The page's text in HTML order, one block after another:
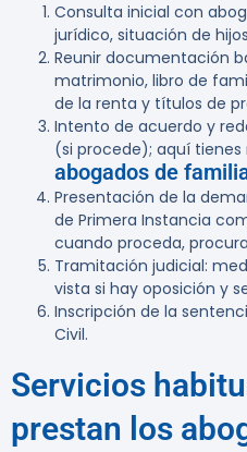
Consulta inicial con
jurídico, situación de
Reunir documentación
matrimonio, libro de
de la renta y títulos de
Intento de acuerdo y
(si procede); aquí
abogados de
Presentación de la
de Primera Instancia
cuando proceda,
Tramitación judicial:
vista si hay oposición y
Inscripción de la
Civil.
Servicios
prestan los